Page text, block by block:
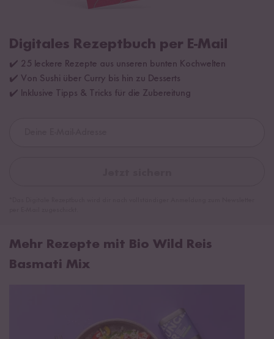
Digitales Rezeptbuch per E-Mail
✔️ 25 leckere Rezepte aus unseren bunten Kochwelten
✔️ Von Sushi über Curry bis hin zu Desserts
✔️ Inklusive Tipps & Tricks für die Zubereitung
Mehr Rezepte mit Bio Wild Reis
Basmati Mix